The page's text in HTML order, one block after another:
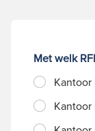
Met welk
Kantoor